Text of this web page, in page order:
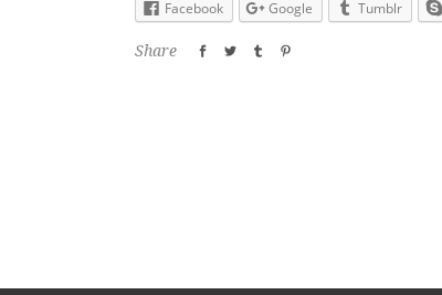
Facebook Google Tumblr
Share